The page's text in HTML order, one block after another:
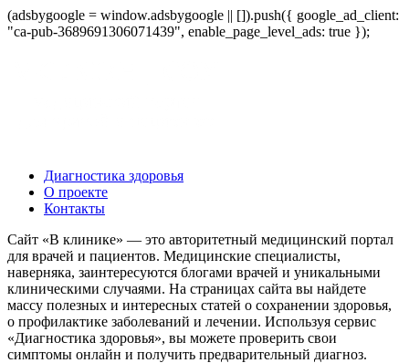
(adsbygoogle = window.adsbygoogle || []).push({ google_ad_client:
"ca-pub-3689691306071439", enable_page_level_ads: true });
Диагностика здоровья
О проекте
Контакты
Сайт «В клинике» — это авторитетный медицинский портал
для врачей и пациентов. Медицинские специалисты,
наверняка, заинтересуются блогами врачей и уникальными
клиническими случаями. На страницах сайта вы найдете
массу полезных и интересных статей о сохранении здоровья,
о профилактике заболеваний и лечении. Используя сервис
«Диагностика здоровья», вы можете проверить свои
симптомы онлайн и получить предварительный диагноз.